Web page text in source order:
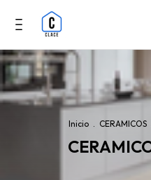
Inicio CERAMICOS